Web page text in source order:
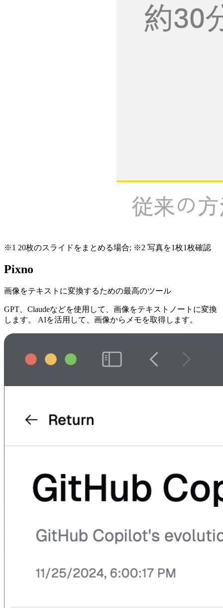
※1 20枚のスライドをまとめる場合; ※2 写真を1枚1枚確認
Pixno
画像をテキストに変換するための最高のツール
GPT、Claudeなどを使用して、画像をテキストノートに変換
します。 AIを活用して、画像からメモを取得します。